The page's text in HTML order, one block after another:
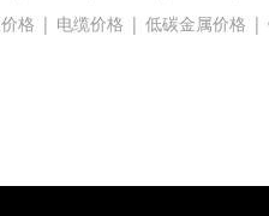
格 | 电缆价格 | 低碳金属价格 |